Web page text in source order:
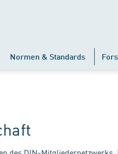
Normen & Standards